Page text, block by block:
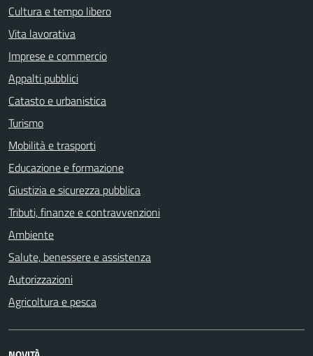
Cultura e tempo libero
Vita lavorativa
Imprese e commercio
Appalti pubblici
Catasto e urbanistica
Turismo
Mobilità e trasporti
Educazione e formazione
Giustizia e sicurezza pubblica
Tributi, finanze e contravvenzioni
Ambiente
Salute, benessere e assistenza
Autorizzazioni
Agricoltura e pesca